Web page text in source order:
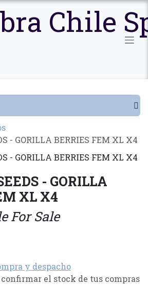
- GORILLA BERRIES FEM XL X4
- GORILLA
XL X4
For Sale
y despacho
el stock de tus compras